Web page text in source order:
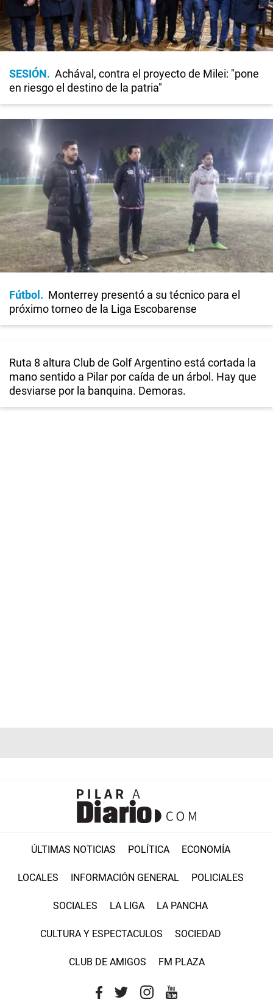
SESIÓN
Achával, contra el proyecto de Milei: "pone
en riesgo el destino de la patria"
Fútbol
Monterrey presentó a su técnico para el
próximo torneo de la Liga Escobarense
Ruta 8 altura Club de Golf Argentino está cortada la
mano sentido a Pilar por caída de un árbol. Hay que
desviarse por la banquina. Demoras.
ÚLTIMAS NOTICIAS POLÍTICA ECONOMÍA
LOCALES INFORMACIÓN GENERAL POLICIALES
SOCIALES LA LIGA LA PANCHA
CULTURA Y ESPECTACULOS SOCIEDAD
CLUB DE AMIGOS FM PLAZA